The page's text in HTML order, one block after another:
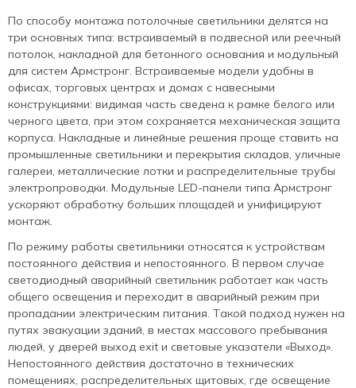
По способу монтажа потолочные светильники делятся на
три основных типа: встраиваемый в подвесной или реечный
потолок, накладной для бетонного основания и модульный
для систем Армстронг. Встраиваемые модели удобны в
офисах, торговых центрах и домах с навесными
конструкциями: видимая часть сведена к рамке белого или
черного цвета, при этом сохраняется механическая защита
корпуса. Накладные и линейные решения проще ставить на
промышленные светильники и перекрытия складов, уличные
галереи, металлические лотки и распределительные трубы
электропроводки. Модульные LED-панели типа Армстронг
ускоряют обработку больших площадей и унифицируют
монтаж.
По режиму работы светильники относятся к устройствам
постоянного действия и непостоянного. В первом случае
светодиодный аварийный светильник работает как часть
общего освещения и переходит в аварийный режим при
пропадании электрическим питания. Такой подход нужен на
путях эвакуации зданий, в местах массового пребывания
людей, у дверей выход exit и световые указатели «Выход».
Непостоянного действия достаточно в технических
помещениях, распределительных щитовых, где освещение